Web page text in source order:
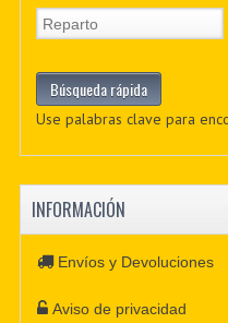
Use palabras clave para
INFORMACIÓN
Envíos y Devoluciones
Aviso de privacidad